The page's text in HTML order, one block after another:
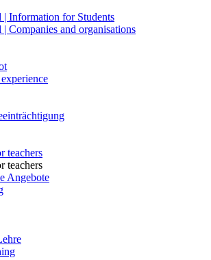
| Information for Students
Companies and organisations
teachers
teachers
Angebote